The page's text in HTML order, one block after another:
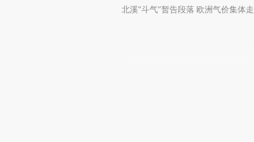
北溪“斗气”暂告段落 欧洲气价集体